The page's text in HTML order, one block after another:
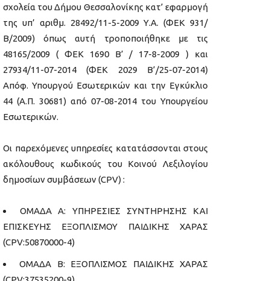
σχολεία του Δήμου Θεσσαλονίκης κατ’ εφαρμογή
της υπ’ αριθμ. 28492/11-5-2009 Υ.Α. (ΦΕΚ 931/
Β/2009) όπως αυτή τροποποιήθηκε με τις
48165/2009 ( ΦΕΚ 1690 Β’ / 17-8-2009 ) και
27934/11-07-2014 (ΦΕΚ 2029 Β’/25-07-2014)
Απόφ. Υπουργού Εσωτερικών και την Εγκύκλιο
44 (Α.Π. 30681) από 07-08-2014 του Υπουργείου
Εσωτερικών.
Οι παρεχόμενες υπηρεσίες κατατάσσονται στους
ακόλουθους κωδικούς του Κοινού Λεξιλογίου
δημοσίων συμβάσεων (CPV) :
ΟΜΑΔΑ Α: ΥΠΗΡΕΣΙΕΣ ΣΥΝΤΗΡΗΣΗΣ ΚΑΙ
ΕΠΙΣΚΕΥΗΣ ΕΞΟΠΛΙΣΜΟΥ ΠΑΙΔΙΚΗΣ ΧΑΡΑΣ
(CPV:50870000-4)
ΟΜΑΔΑ Β: ΕΞΟΠΛΙΣΜΟΣ ΠΑΙΔΙΚΗΣ ΧΑΡΑΣ